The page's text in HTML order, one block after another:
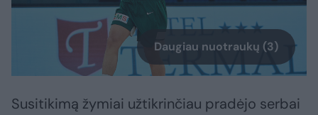
Daugiau nuotraukų (3)
Susitikimą žymiai užtikrinčiau pradėjo serbai